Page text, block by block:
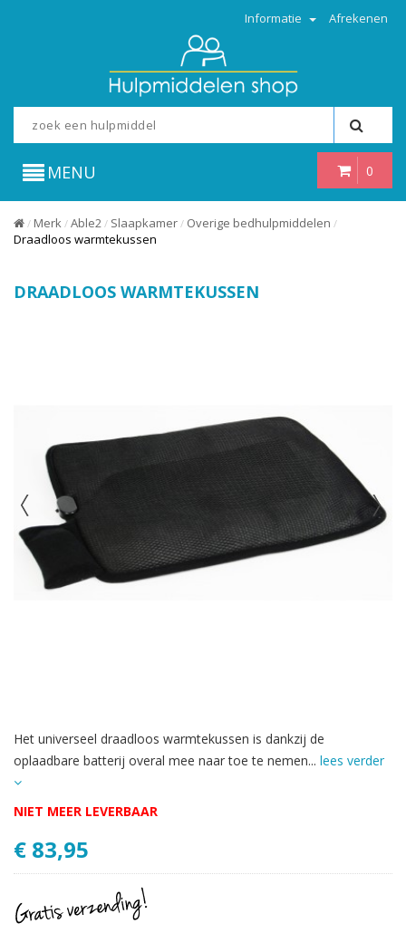
Informatie Afrekenen
0
MENU
/ Merk / Able2 / Slaapkamer / Overige bedhulpmiddelen /
Draadloos warmtekussen
DRAADLOOS WARMTEKUSSEN
Het universeel draadloos warmtekussen is dankzij de
oplaadbare batterij overal mee naar toe te nemen... lees verder
NIET MEER LEVERBAAR
€ 83,95